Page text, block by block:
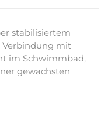
stabilisiertem
mit
im Schwimmbad,
gewachsten